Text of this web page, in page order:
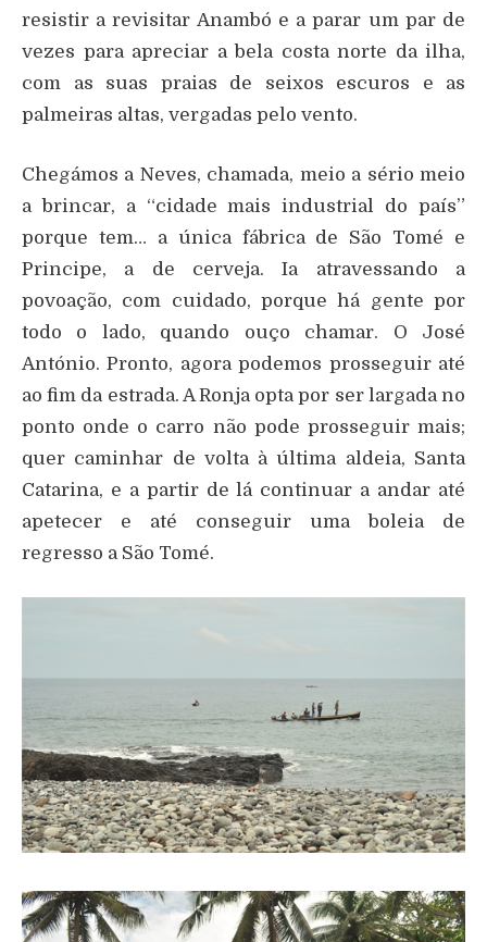
resistir a revisitar Anambó e a parar um par de
vezes para apreciar a bela costa norte da ilha,
com as suas praias de seixos escuros e as
palmeiras altas, vergadas pelo vento.
Chegámos a Neves, chamada, meio a sério meio
a brincar, a “cidade mais industrial do país”
porque tem… a única fábrica de São Tomé e
Principe, a de cerveja. Ia atravessando a
povoação, com cuidado, porque há gente por
todo o lado, quando ouço chamar. O José
António. Pronto, agora podemos prosseguir até
ao fim da estrada. A Ronja opta por ser largada no
ponto onde o carro não pode prosseguir mais;
quer caminhar de volta à última aldeia, Santa
Catarina, e a partir de lá continuar a andar até
apetecer e até conseguir uma boleia de
regresso a São Tomé.